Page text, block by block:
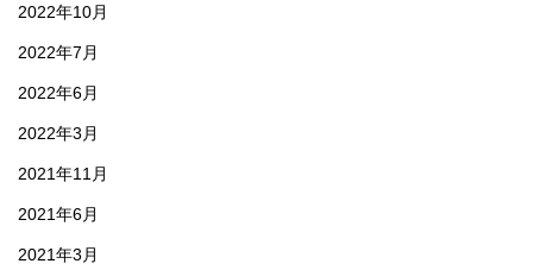
2022年10月
2022年7月
2022年6月
2022年3月
2021年11月
2021年6月
2021年3月